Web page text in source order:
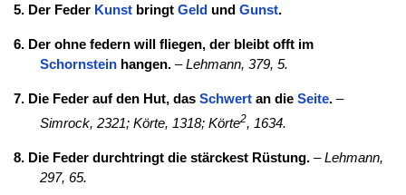
5. Der Feder Kunstbringt Geld und Gunst.
6. Der ohne federn will fliegen, der bleibt offt im
Schornsteinhangen.–Lehmann, 379, 5.
7. Die Feder auf den Hut, das Schwertan die Seite.–
Simrock, 2321; Körte, 1318; Körte2, 1634.
8. Die Feder durchtringt die stärckest Rüstung.–Lehmann,
297, 65.